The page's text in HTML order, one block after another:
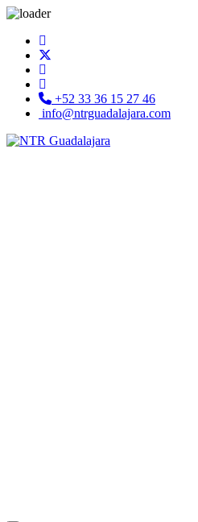
+52 33 36 15 27 46
info@ntrguadalajara.com